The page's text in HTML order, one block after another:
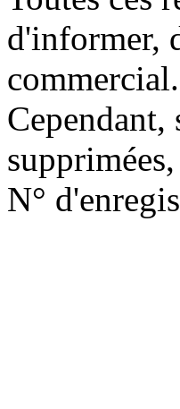
d'informer,
commercial.
Cependant,
N°